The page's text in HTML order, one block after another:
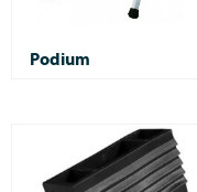
Podium